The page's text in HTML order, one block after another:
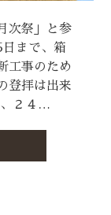
次祭」と参
まで、箱
工事のため
登拝は出来
、２４…